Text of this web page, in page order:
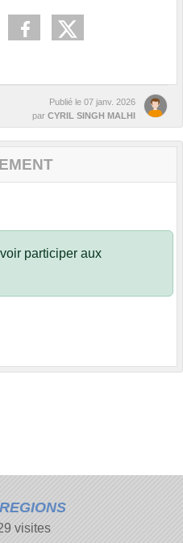
Publié le 07 janv. 2026
par CYRIL SINGH MALHI
participer aux
visites